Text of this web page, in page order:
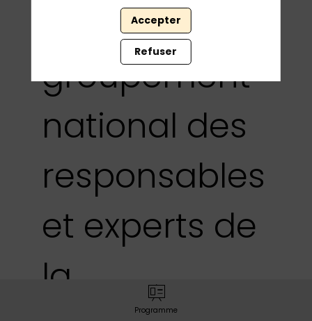
le CESIN, le
groupement
national des
responsables
et experts de
la
Programme
Accepter
Refuser